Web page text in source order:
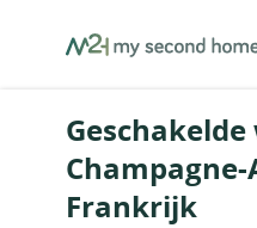
MySecondHome
Frankrijk